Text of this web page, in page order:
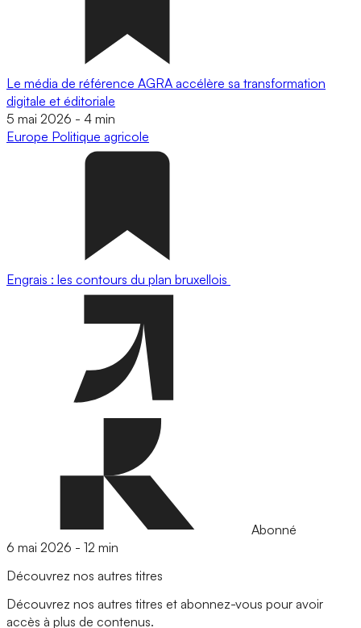
Le média de référence AGRA accélère sa transformation
digitale et éditoriale
5 mai 2026 - 4 min
Europe Politique agricole
Engrais : les contours du plan bruxellois
Abonné
6 mai 2026 - 12 min
Découvrez nos autres titres
Découvrez nos autres titres et abonnez-vous pour avoir
accès à plus de contenus.